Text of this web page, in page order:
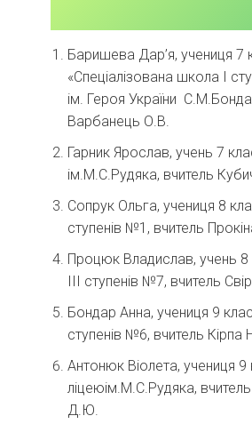
Баришева Дар’я, учениця 7
«Спеціалізована школа І
ім. Героя України
Варбанець О.В.
Гарник Ярослав, учень 7
ім.М.С.Рудяка, вчитель
Сопрук Ольга, учениця 8
ступенів №1, вчитель
Процюк Владислав, учень
ІІІ ступенів №7, вчитель
Бондар Анна, учениця 9
ступенів №6, вчитель Кірпа
Антонюк Віолета, учениця 9
ліцеюім.М.С.Рудяка,
Д.Ю.